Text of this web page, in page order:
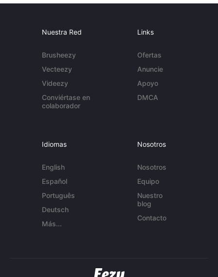
Nuestra Red
Brusheezy
Vecteezy
Videezy
Conviértase en
colaborador
Links
Ofertas
Anuncie
Apoyo
DMCA
Idiomas
English
Español
Português
Deutsch
Más...
Nosotros
Nosotros
Equipo
Nuestro
blog
Contacto